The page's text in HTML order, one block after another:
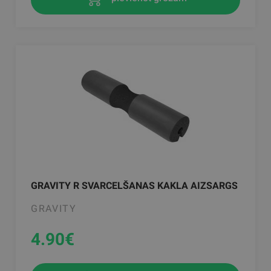
GRAVITY R SVARCELŠANAS KAKLA AIZSARGS
GRAVITY
4.90€